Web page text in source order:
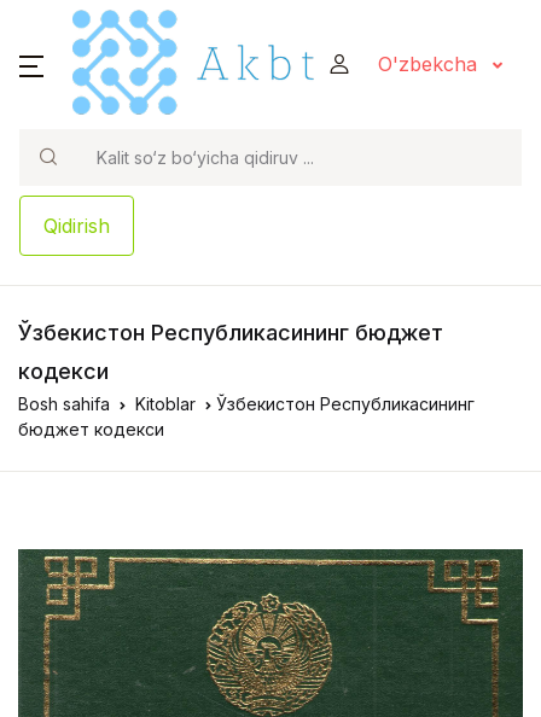
O'zbekcha
Qidirish
Ўзбекистон Республикасининг бюджет
кодекси
Bosh sahifa Kitoblar
Ўзбекистон Республикасининг
бюджет кодекси